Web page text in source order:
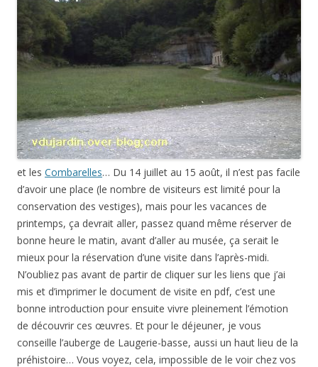
et les Combarelles… Du 14 juillet au 15 août, il n’est pas facile
d’avoir une place (le nombre de visiteurs est limité pour la
conservation des vestiges), mais pour les vacances de
printemps, ça devrait aller, passez quand même réserver de
bonne heure le matin, avant d’aller au musée, ça serait le
mieux pour la réservation d’une visite dans l’après-midi.
N’oubliez pas avant de partir de cliquer sur les liens que j’ai
mis et d’imprimer le document de visite en pdf, c’est une
bonne introduction pour ensuite vivre pleinement l’émotion
de découvrir ces œuvres. Et pour le déjeuner, je vous
conseille l’auberge de Laugerie-basse, aussi un haut lieu de la
préhistoire… Vous voyez, cela, impossible de le voir chez vos